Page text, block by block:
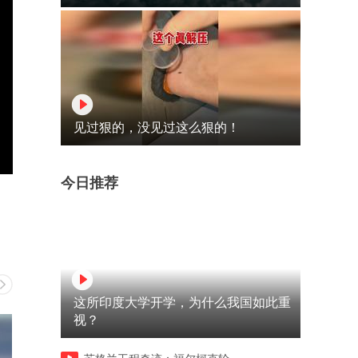
见过狠的，没见过这么狠的！
今日推荐
这所印度大学开学，为什么我国如此重
视？